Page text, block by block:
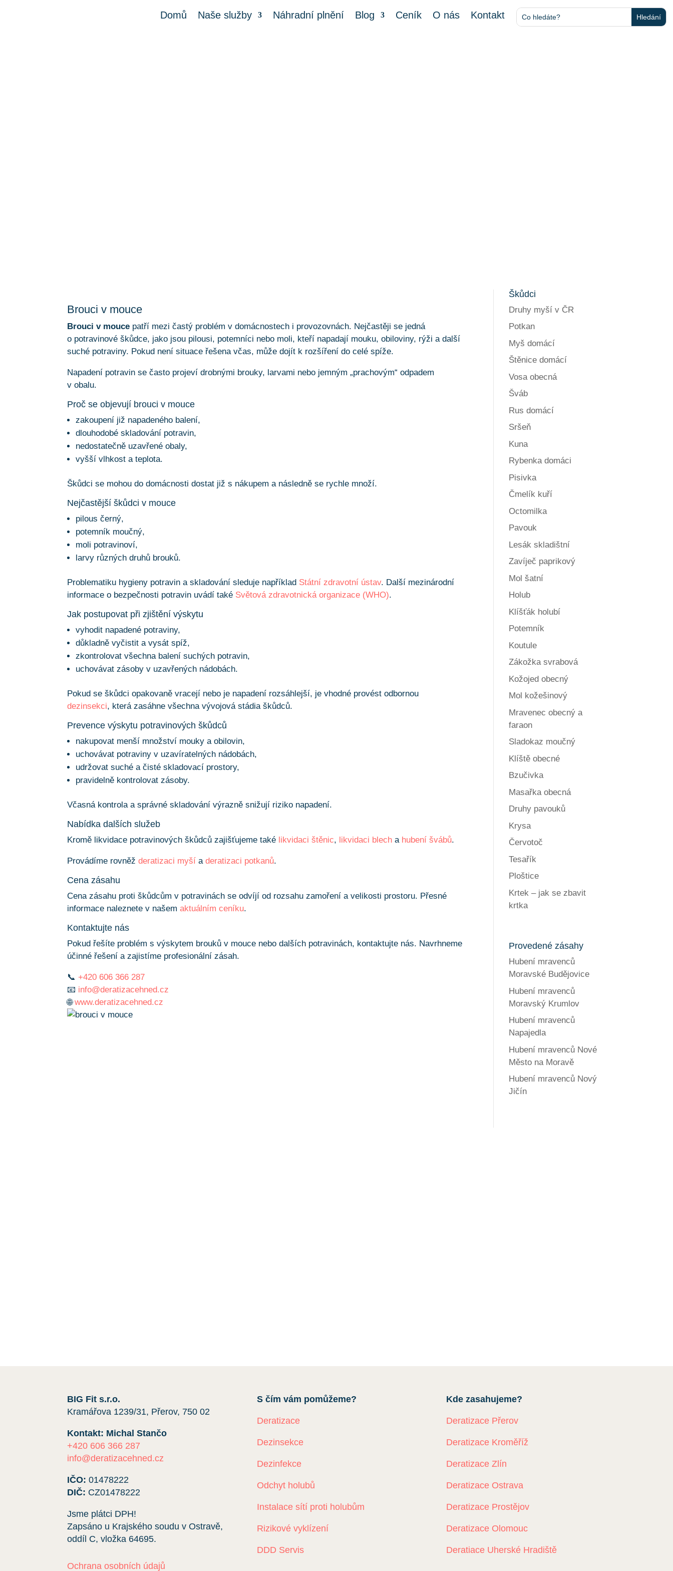
Domů Naše služby Náhradní plnění Blog Ceník O nás Kontakt
Brouci v mouce
Brouci v mouce patří mezi častý problém v domácnostech i provozovnách. Nejčastěji se jedná
o potravinové škůdce, jako jsou pilousi, potemníci nebo moli, kteří napadají mouku, obiloviny, rýži a další
suché potraviny. Pokud není situace řešena včas, může dojít k rozšíření do celé spíže.
Napadení potravin se často projeví drobnými brouky, larvami nebo jemným „prachovým“ odpadem
v obalu.
Proč se objevují brouci v mouce
zakoupení již napadeného balení,
dlouhodobé skladování potravin,
nedostatečně uzavřené obaly,
vyšší vlhkost a teplota.
Škůdci se mohou do domácnosti dostat již s nákupem a následně se rychle množí.
Nejčastější škůdci v mouce
pilous černý,
potemník moučný,
moli potravinoví,
larvy různých druhů brouků.
Problematiku hygieny potravin a skladování sleduje například Státní zdravotní ústav. Další mezinárodní
informace o bezpečnosti potravin uvádí také Světová zdravotnická organizace (WHO).
Jak postupovat při zjištění výskytu
vyhodit napadené potraviny,
důkladně vyčistit a vysát spíž,
zkontrolovat všechna balení suchých potravin,
uchovávat zásoby v uzavřených nádobách.
Pokud se škůdci opakovaně vracejí nebo je napadení rozsáhlejší, je vhodné provést odbornou
dezinsekci, která zasáhne všechna vývojová stádia škůdců.
Prevence výskytu potravinových škůdců
nakupovat menší množství mouky a obilovin,
uchovávat potraviny v uzavíratelných nádobách,
udržovat suché a čisté skladovací prostory,
pravidelně kontrolovat zásoby.
Včasná kontrola a správné skladování výrazně snižují riziko napadení.
Nabídka dalších služeb
Kromě likvidace potravinových škůdců zajišťujeme také likvidaci štěnic, likvidaci blech a hubení švábů.
Provádíme rovněžderatizaci myší aderatizaci potkanů.
Cena zásahu
Cena zásahu proti škůdcům v potravinách se odvíjí od rozsahu zamoření a velikosti prostoru. Přesné
informace naleznete v našemaktuálním ceníku.
Kontaktujte nás
Pokud řešíte problém s výskytem brouků v mouce nebo dalších potravinách, kontaktujte nás. Navrhneme
účinné řešení a zajistíme profesionální zásah.
📞+420 606 366 287
📧 info@deratizacehned.cz
🌐www.deratizacehned.cz
Škůdci
Druhy myší v ČR
Potkan
Myš domácí
Štěnice domácí
Vosa obecná
Šváb
Rus domácí
Sršeň
Kuna
Rybenka domáci
Pisivka
Čmelík kuří
Octomilka
Pavouk
Lesák skladištní
Zavíječ paprikový
Mol šatní
Holub
Klíšťák holubí
Potemník
Koutule
Zákožka svrabová
Kožojed obecný
Mol kožešinový
Mravenec obecný a
faraon
Sladokaz moučný
Klíště obecné
Bzučivka
Masařka obecná
Druhy pavouků
Krysa
Červotoč
Tesařík
Ploštice
Krtek – jak se zbavit
krtka
Provedené zásahy
Hubení mravenců
Moravské Budějovice
Hubení mravenců
Moravský Krumlov
Hubení mravenců
Napajedla
Hubení mravenců Nové
Město na Moravě
Hubení mravenců Nový
Jičín
BIG Fit s.r.o.
Kramářova 1239/31, Přerov, 750 02
Kontakt: Michal Stančo
+420 606 366 287
info@deratizacehned.cz
IČO: 01478222
DIČ: CZ01478222
Jsme plátci DPH!
Zapsáno u Krajského soudu v Ostravě,
oddíl C, vložka 64695.
Ochrana osobních údajů
S čím vám pomůžeme?
Deratizace
Dezinsekce
Dezinfekce
Odchyt holubů
Instalace sítí proti holubům
Rizikové vyklízení
DDD Servis
Kde zasahujeme?
Deratizace Přerov
Deratizace Kroměříž
Deratizace Zlín
Deratizace Ostrava
Deratizace Prostějov
Deratizace Olomouc
Deratiace Uherské Hradiště